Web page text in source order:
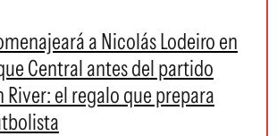
a Nicolás Lodeiro en
Central antes del partido
River: el regalo que prepara